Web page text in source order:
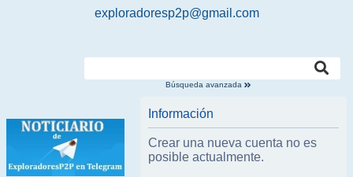
exploradoresp2p@gmail.com
Búsqueda avanzada
Información
Crear una nueva cuenta no es
posible actualmente.